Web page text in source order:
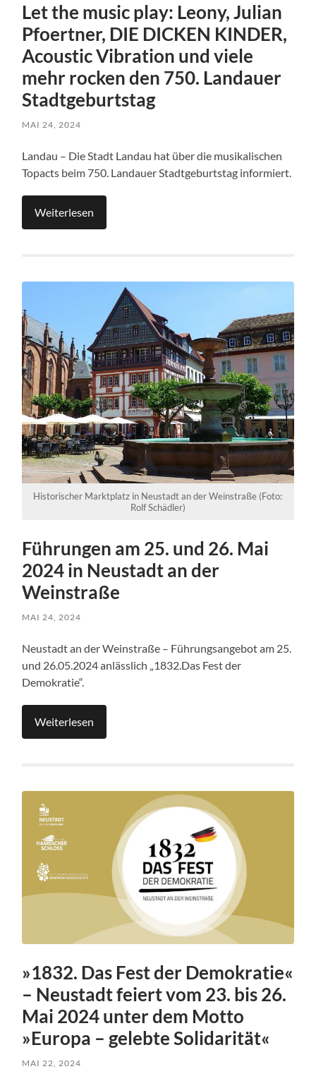
Let the music play: Leony, Julian
Pfoertner, DIE DICKEN KINDER,
Acoustic Vibration und viele
mehr rocken den 750. Landauer
Stadtgeburtstag
MAI 24, 2024
Landau – Die Stadt Landau hat über die musikalischen
Topacts beim 750. Landauer Stadtgeburtstag informiert.
Weiterlesen
Historischer Marktplatz in Neustadt an der Weinstraße (Foto:
Rolf Schädler)
Führungen am 25. und 26. Mai
2024 in Neustadt an der
Weinstraße
MAI 24, 2024
Neustadt an der Weinstraße – Führungsangebot am 25.
und 26.05.2024 anlässlich „1832.Das Fest der
Demokratie“.
Weiterlesen
»1832. Das Fest der Demokratie«
– Neustadt feiert vom 23. bis 26.
Mai 2024 unter dem Motto
»Europa – gelebte Solidarität«
MAI 22, 2024